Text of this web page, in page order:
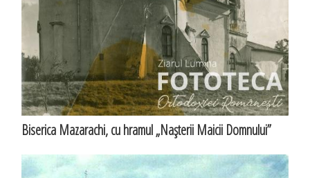
Biserica Mazarachi, cu hramul „Naşterii Maicii Domnului”